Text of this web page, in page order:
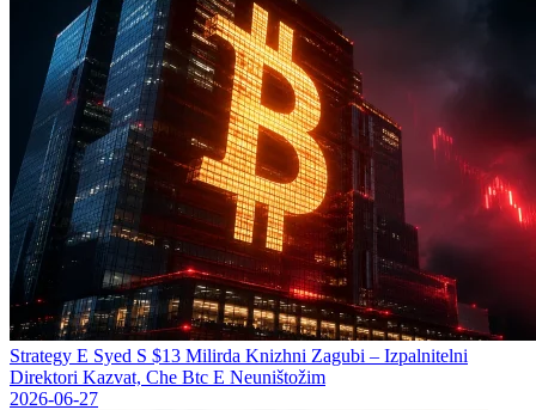
Strategy Е Syed S $13 Milirda Knizhni Zagubi – Izpalnitelni
Direktori Kazvat, Che Btc E Neuništožim
2026-06-27